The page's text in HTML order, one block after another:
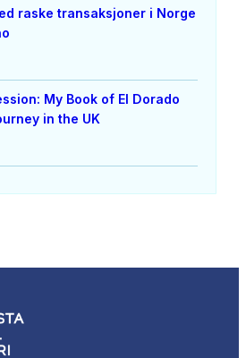
raske transaksjoner i Norge
My Book of El Dorado
in the UK